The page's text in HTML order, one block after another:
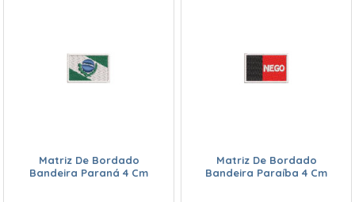
Matriz De Bordado
Bandeira Paraná 4 Cm
Matriz De Bordado
Bandeira Paraíba 4 Cm